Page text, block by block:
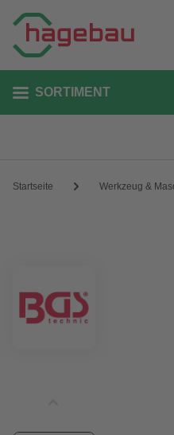
SORTIMENT
Startseite Werkzeug &